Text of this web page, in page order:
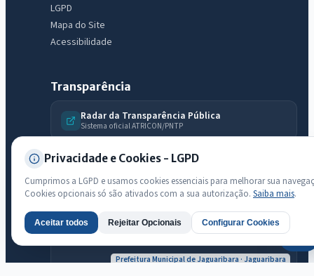
LGPD
Mapa do Site
Acessibilidade
Transparência
Radar da Transparência Pública
Sistema oficial ATRICON/PNTP
Diagnóstico Atricon
Índice de transparência
Prefeitura Municipal de Jaguaribara · Jaguaribara
Privacidade e Cookies - LGPD
Cumprimos a LGPD e usamos cookies essenciais para melhorar sua
Cookies opcionais só são ativados com a sua autorização. Saiba mais.
Aceitar todos Rejeitar Opcionais Configurar Cookies